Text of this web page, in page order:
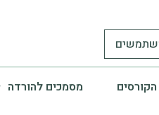
הקורסים מסמכים להורדה